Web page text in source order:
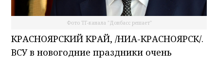
Фото ТГ-канала "Донбасс решает"
КРАСНОЯРСКИЙ КРАЙ, /НИА-КРАСНОЯРСК/.
ВСУ в новогодние праздники очень